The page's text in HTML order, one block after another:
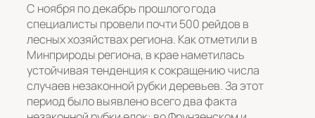
С ноября по декабрь прошлого года
специалисты провели почти 500 рейдов в
лесных хозяйствах региона. Как отметили в
Минприроды региона, в крае наметилась
устойчивая тенденция к сокращению числа
случаев незаконной рубки деревьев. За этот
период было выявлено всего два факта